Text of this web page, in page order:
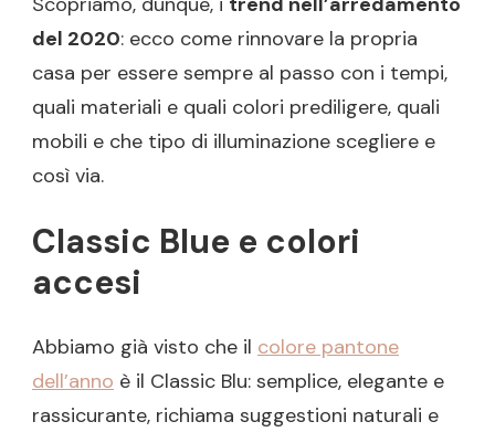
del 2020: ecco come rinnovare la propria
casa per essere sempre al passo con i tempi,
quali materiali e quali colori prediligere, quali
mobili e che tipo di illuminazione scegliere e
così via.
Classic Blue e colori
accesi
Abbiamo già visto che il colore pantone
dell’anno è il Classic Blu: semplice, elegante e
rassicurante, richiama suggestioni naturali e